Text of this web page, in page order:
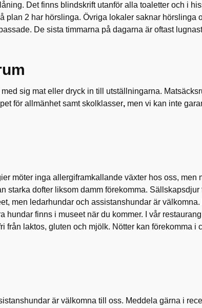
Det finns blindskrift utanför alla toaletter och i
plan 2 har hörslinga. Övriga lokaler saknar hörslinga
De sista timmarna på dagarna är oftast
sig mat eller dryck in till utställningarna.
för allmänhet samt skolklasser, men vi kan inte
möter inga allergiframkallande växter hos oss, men
starka dofter liksom damm förekomma. Sällskapsdjur
men ledarhundar och assistanshundar är välkomna.
hundar finns i museet när du kommer. I vår
från laktos, gluten och mjölk. Nötter kan förekomma i
är välkomna till oss. Meddela gärna i